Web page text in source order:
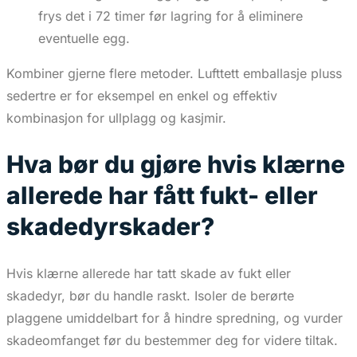
frys det i 72 timer før lagring for å eliminere
eventuelle egg.
Kombiner gjerne flere metoder. Lufttett emballasje pluss
sedertre er for eksempel en enkel og effektiv
kombinasjon for ullplagg og kasjmir.
Hva bør du gjøre hvis klærne
allerede har fått fukt- eller
skadedyrskader?
Hvis klærne allerede har tatt skade av fukt eller
skadedyr, bør du handle raskt. Isoler de berørte
plaggene umiddelbart for å hindre spredning, og vurder
skadeomfanget før du bestemmer deg for videre tiltak.